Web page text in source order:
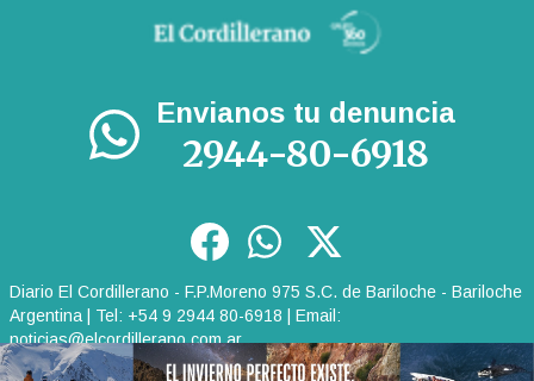
Envianos tu denuncia
2944-80-6918
Diario El Cordillerano - F.P.Moreno 975 S.C. de Bariloche - Bariloche
Argentina | Tel: +54 9 2944 80-6918 | Email:
noticias@elcordillerano.com.ar
RSS|Media Kit|Políticas de Privacidad|Archivo